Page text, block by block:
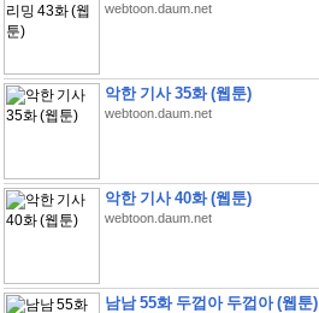
webtoon.daum.net
악한 기사 35화 (웹툰)
webtoon.daum.net
악한 기사 40화 (웹툰)
webtoon.daum.net
남남 55화 두껍아 두껍아 (웹툰)